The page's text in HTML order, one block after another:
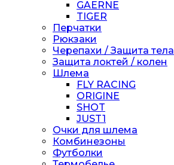
GAERNE
TIGER
Перчатки
Рюкзаки
Черепахи / Защита тела
Защита локтей / колен
Шлема
FLY RACING
ORIGINE
SHOT
JUST1
Очки для шлема
Комбинезоны
Футболки